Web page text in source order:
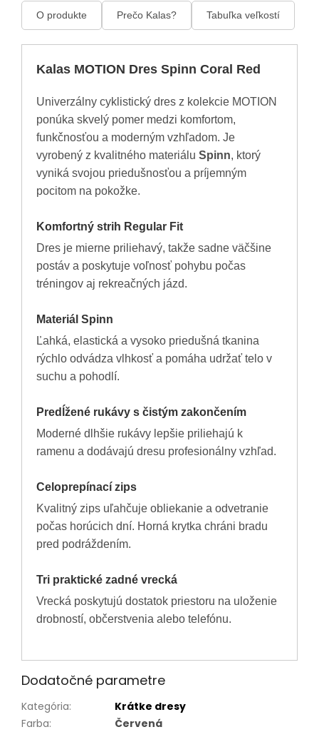
O produkte Prečo Kalas? Tabuľka veľkostí
Kalas MOTION Dres Spinn Coral Red
Univerzálny cyklistický dres z kolekcie MOTION
ponúka skvelý pomer medzi komfortom,
funkčnosťou a moderným vzhľadom. Je
vyrobený z kvalitného materiálu Spinn, ktorý
vyniká svojou priedušnosťou a príjemným
pocitom na pokožke.
Komfortný strih Regular Fit
Dres je mierne priliehavý, takže sadne väčšine
postáv a poskytuje voľnosť pohybu počas
tréningov aj rekreačných jázd.
Materiál Spinn
Ľahká, elastická a vysoko priedušná tkanina
rýchlo odvádza vlhkosť a pomáha udržať telo v
suchu a pohodlí.
Predĺžené rukávy s čistým zakončením
Moderné dlhšie rukávy lepšie priliehajú k
ramenu a dodávajú dresu profesionálny vzhľad.
Celoprepínací zips
Kvalitný zips uľahčuje obliekanie a odvetranie
počas horúcich dní. Horná krytka chráni bradu
pred podráždením.
Tri praktické zadné vrecká
Vrecká poskytujú dostatok priestoru na uloženie
drobností, občerstvenia alebo telefónu.
Dodatočné parametre
Kategória:
Krátke dresy
Farba:
Červená